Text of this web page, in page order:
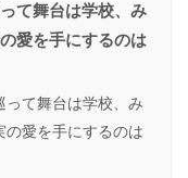
て舞台は学校、み
愛を手にするのは
て舞台は学校、み
愛を手にするのは